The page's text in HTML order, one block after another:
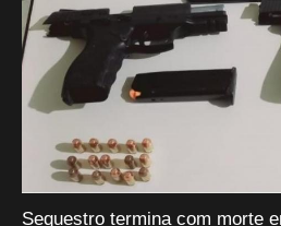
Sequestro termina com morte